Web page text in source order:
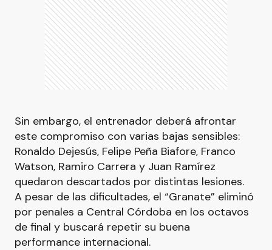
Sin embargo, el entrenador deberá afrontar
este compromiso con varias bajas sensibles:
Ronaldo Dejesús, Felipe Peña Biafore, Franco
Watson, Ramiro Carrera y Juan Ramírez
quedaron descartados por distintas lesiones.
A pesar de las dificultades, el “Granate” eliminó
por penales a Central Córdoba en los octavos
de final y buscará repetir su buena
performance internacional.